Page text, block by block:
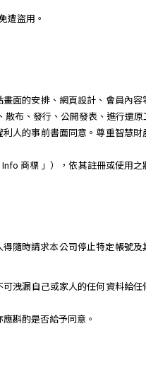
遭盜用。
面的安排、網頁設計、會員內
布、發行、公開發表、進行還
人的事前書面同意。尊重智慧
商標 」），依其註冊或使用之
隨時請求本公司停止特定帳號
洩漏自己或家人的任何資料給
斟酌是否給予同意。